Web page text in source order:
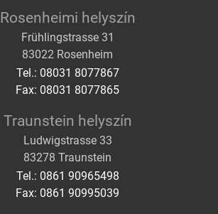
Rosenheimi helyszín
Frühlingstrasse 31
83022 Rosenheim
Tel.: 08031 8077867
Fax: 08031 8077865
Traunstein helyszín
Ludwigstrasse 33
83278 Traunstein
Tel.: 0861 90965498
Fax: 0861 90995039